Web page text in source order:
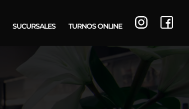
SUCURSALES TURNOS ONLINE